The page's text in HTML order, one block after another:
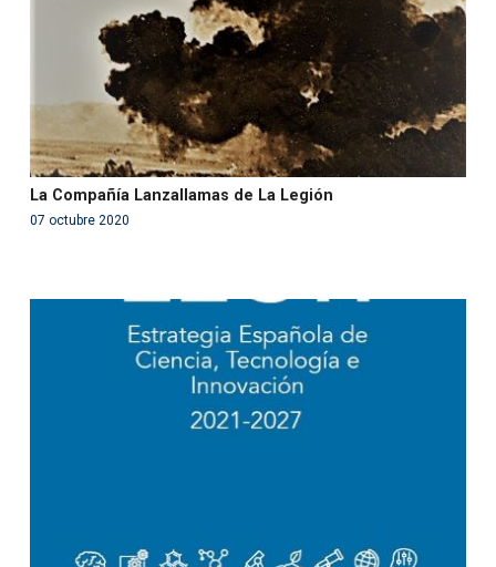
La Compañía Lanzallamas de La Legión
07 octubre 2020
: Use of undefined constant php - assumed
'php' (this will throw an Error in a future version of PHP)
/var/www/acami.es/wp-
content/themes/fundcami/page-publicaciones.php